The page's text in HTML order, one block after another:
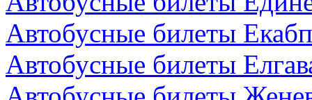
Автобусные билеты
Автобусные билеты